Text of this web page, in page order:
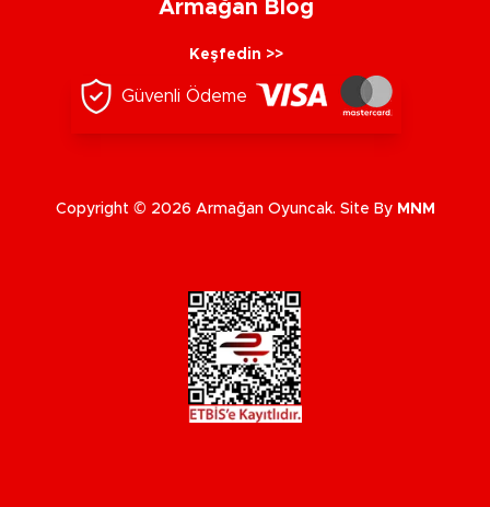
Armağan Blog
Keşfedin >>
Güvenli Ödeme
Copyright © 2026 Armağan Oyuncak. Site By MNM